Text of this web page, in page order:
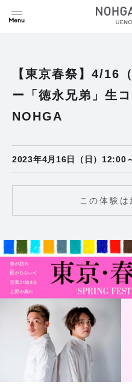
【東京春祭】4/16
ー「徳永兄弟」生
NOHGA
2023年4月16日（日）12:00
この体験